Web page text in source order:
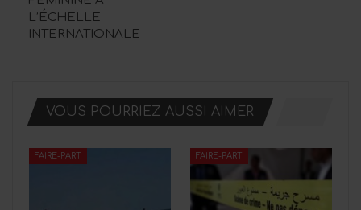
L’ÉCHELLE
INTERNATIONALE
VOUS POURRIEZ AUSSI AIMER
FAIRE-PART FAIRE-PART